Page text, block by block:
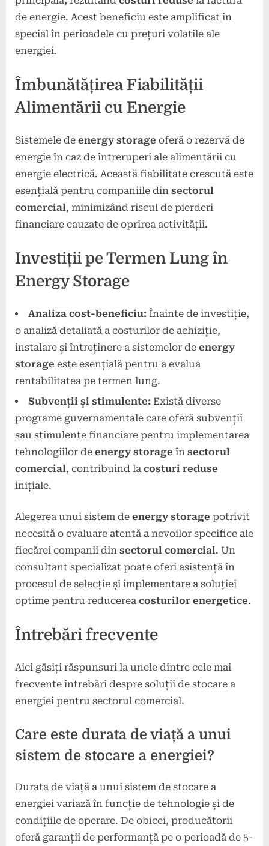
de energie. Acest beneficiu este amplificat în
special în perioadele cu prețuri volatile ale
energiei.
Îmbunătățirea Fiabilității
Alimentării cu Energie
Sistemele de energy storage oferă o rezervă de
energie în caz de întreruperi ale alimentării cu
energie electrică. Această fiabilitate crescută este
esențială pentru companiile din sectorul
comercial, minimizând riscul de pierderi
financiare cauzate de oprirea activității.
Investiții pe Termen Lung în
Energy Storage
Analiza cost-beneficiu: Înainte de investiție,
o analiză detaliată a costurilor de achiziție,
instalare și întreținere a sistemelor de energy
storage este esențială pentru a evalua
rentabilitatea pe termen lung.
Subvenții și stimulente: Există diverse
programe guvernamentale care oferă subvenții
sau stimulente financiare pentru implementarea
tehnologiilor de energy storage în sectorul
comercial, contribuind la costuri reduse
inițiale.
Alegerea unui sistem de energy storage potrivit
necesită o evaluare atentă a nevoilor specifice ale
fiecărei companii din sectorul comercial. Un
consultant specializat poate oferi asistență în
procesul de selecție și implementare a soluției
optime pentru reducerea costurilor energetice.
Întrebări frecvente
Aici găsiți răspunsuri la unele dintre cele mai
frecvente întrebări despre soluții de stocare a
energiei pentru sectorul comercial.
Care este durata de viață a unui
sistem de stocare a energiei?
Durata de viață a unui sistem de stocare a
energiei variază în funcție de tehnologie și de
condițiile de operare. De obicei, producătorii
oferă garanții de performanță pe o perioadă de 5-